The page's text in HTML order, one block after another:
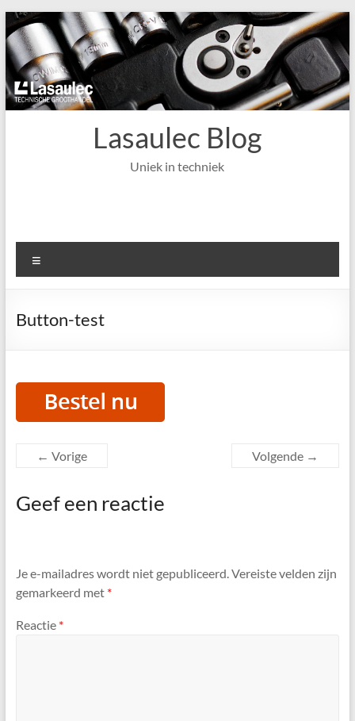
Ga
naar
de
inhoud
Lasaulec Blog
Uniek in techniek
Button-test
← Vorige Volgende →
Geef een reactie
Je e-mailadres wordt niet gepubliceerd. Vereiste velden zijn
gemarkeerd met *
Reactie *